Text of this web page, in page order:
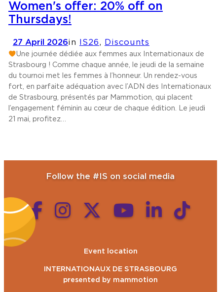
Women's offer: 20% off on
Thursdays!
27 April 2026in IS26, Discounts
Une journée dédiée aux femmes aux Internationaux de
Strasbourg ! Comme chaque année, le jeudi de la semaine
du tournoi met les femmes à l’honneur. Un rendez-vous
fort, en parfaite adéquation avec l’ADN des Internationaux
de Strasbourg, présentés par Mammotion, qui placent
l’engagement féminin au cœur de chaque édition. Le jeudi
21 mai, profitez…
Follow the #IS on social media
Event location
INTERNATIONAUX DE STRASBOURG
presented by mammotion